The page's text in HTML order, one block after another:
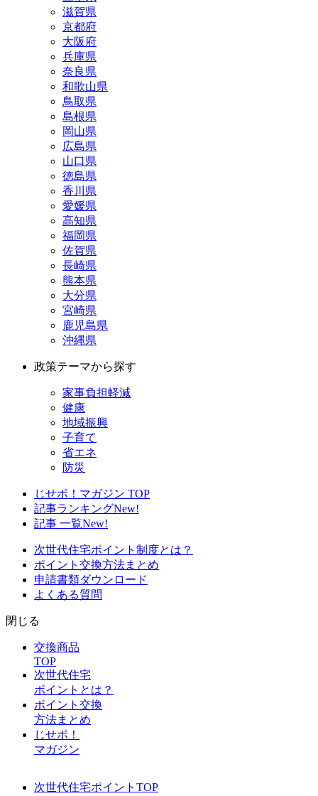
滋賀県
京都府
大阪府
兵庫県
奈良県
和歌山県
鳥取県
島根県
岡山県
広島県
山口県
徳島県
香川県
愛媛県
高知県
福岡県
佐賀県
長崎県
熊本県
大分県
宮崎県
鹿児島県
沖縄県
政策テーマから探す
家事負担軽減
健康
地域振興
子育て
省エネ
防災
じせポ！マガジン TOP
記事ランキングNew!
記事 一覧New!
次世代住宅ポイント制度とは？
ポイント交換方法まとめ
申請書類ダウンロード
よくある質問
閉じる
交換商品
TOP
次世代住宅
ポイントとは？
ポイント交換
方法まとめ
じせポ！
マガジン
次世代住宅ポイントTOP